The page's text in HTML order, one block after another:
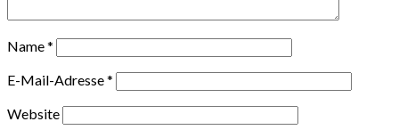
Name*
E-Mail-Adresse*
Website